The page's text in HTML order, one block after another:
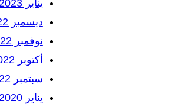
يناير 2023
ديسمبر 2022
نوفمبر 2022
أكتوبر 2022
سبتمبر 2022
يناير 2020